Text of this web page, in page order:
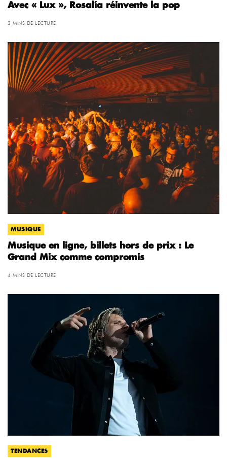
Avec « Lux », Rosalía réinvente la pop
3 MINS DE LECTURE
MUSIQUE
Musique en ligne, billets hors de prix : Le
Grand Mix comme compromis
4 MINS DE LECTURE
TENDANCES